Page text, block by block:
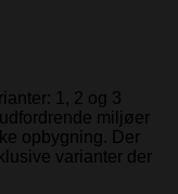
1, 2 og 3
miljøer
opbygning. Der
varianter der